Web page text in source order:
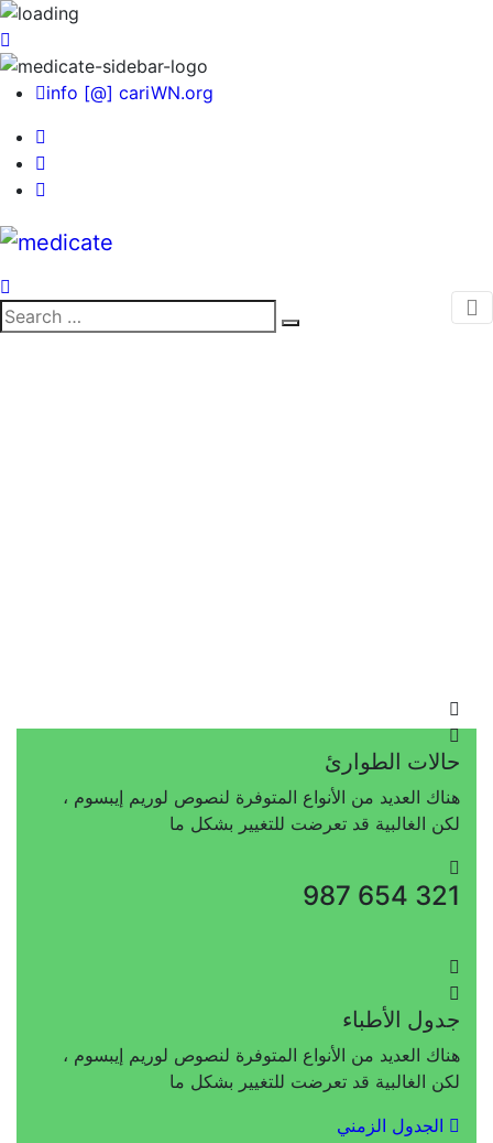
info [@] cariWN.org
حالات الطوارئ
هناك العديد من الأنواع المتوفرة لنصوص لوريم إيبسوم ،
لكن الغالبية قد تعرضت للتغيير بشكل ما
987 654 321
جدول الأطباء
هناك العديد من الأنواع المتوفرة لنصوص لوريم إيبسوم ،
لكن الغالبية قد تعرضت للتغيير بشكل ما
الجدول الزمني